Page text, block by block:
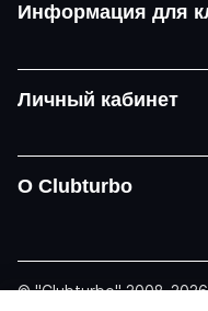
Информация для
Личный кабинет
О Clubturbo
© "Clubturbo" 2008-